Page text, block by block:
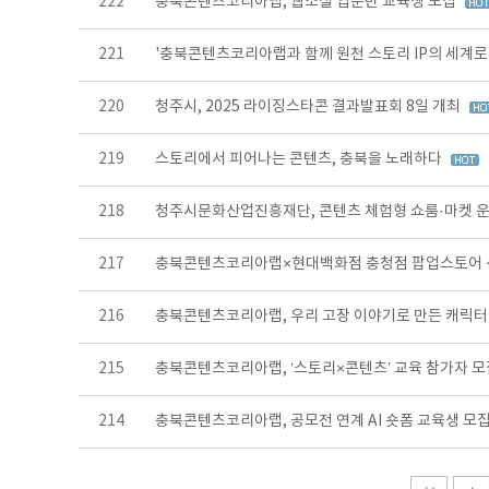
221 '충북콘텐츠코리아랩과 함께 원천 스토리 IP의 세계
220 청주시, 2025 라이징스타콘 결과발표회 8일 개최
219 스토리에서 피어나는 콘텐츠, 충북을 노래하다
218 청주시문화산업진흥재단, 콘텐츠 체험형 쇼룸·마켓
217 충북콘텐츠코리아랩×현대백화점 충청점 팝업스토어
216 충북콘텐츠코리아랩, 우리 고장 이야기로 만든 캐릭터
215 충북콘텐츠코리아랩, ‘스토리×콘텐츠’ 교육 참가자 모
214 충북콘텐츠코리아랩, 공모전 연계 AI 숏폼 교육생 모집